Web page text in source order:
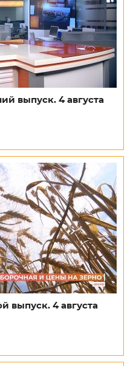
выпуск. 4 августа
выпуск. 4 августа